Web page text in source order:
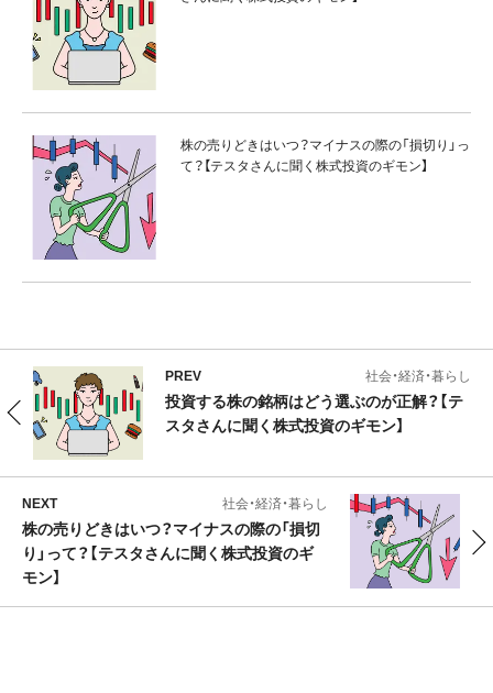
株の売りどきはいつ？マイナスの際の「損切り」っ
て？【テスタさんに聞く株式投資のギモン】
PREV 社会・経済・暮らし
投資する株の銘柄はどう選ぶのが正解？【テ
スタさんに聞く株式投資のギモン】
NEXT 社会・経済・暮らし
株の売りどきはいつ？マイナスの際の「損切
り」って？【テスタさんに聞く株式投資のギ
モン】